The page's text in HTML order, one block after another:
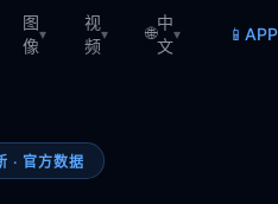
图
像
▾
视
频
▾ 🌐
中
文
▾ 📱
· 官方数据